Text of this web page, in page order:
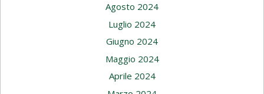
Agosto 2024
Luglio 2024
Giugno 2024
Maggio 2024
Aprile 2024